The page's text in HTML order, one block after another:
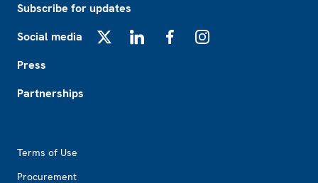
Subscribe for updates
Social media
Press
Partnerships
Terms of Use
Procurement